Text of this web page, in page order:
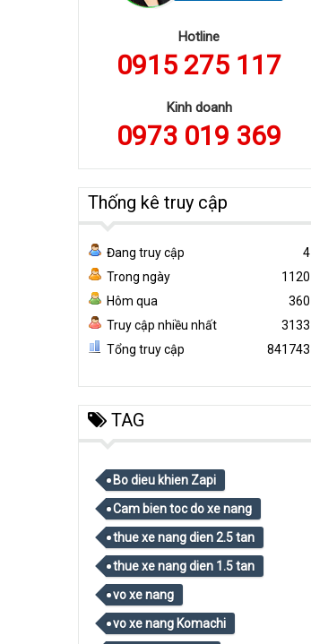
Hotline
0915 275 117
Kinh doanh
0973 019 369
Thống kê truy cập
Đang truy cập
4
Trong ngày
1120
Hôm qua
360
Truy cập nhiều nhất
3133
Tổng truy cập
841743
TAG
Bo dieu khien Zapi
Cam bien toc do xe nang
thue xe nang dien 2.5 tan
thue xe nang dien 1.5 tan
vo xe nang
vo xe nang Komachi